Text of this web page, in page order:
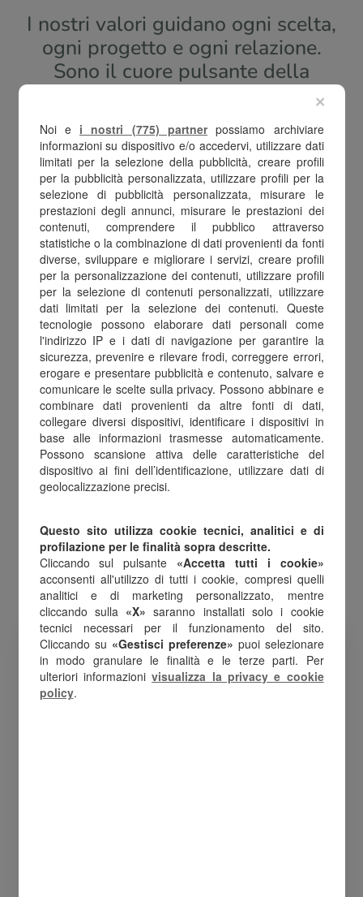
I nostri valori guidano ogni scelta,
ogni progetto e ogni relazione.
Sono il cuore pulsante della
rappresentano
ciò in cui crediamo
profondamente.
Creatività, entusiasmo,
affidabilità, onestà, condivisione,
dedizione
e rispetto non sono solo parole:
sono i principi che ispirano
il nostro modo di lavorare ogni
giorno.
Attraverso questi valori
costruiamo un ambiente solido,
stimolante
e orientato alla crescita, in cui le
persone possono esprimere
successo comune.
Noi e i nostri (775) partnerpossiamo archiviare
informazioni su dispositivo e/o accedervi, utilizzare dati
limitati per la selezione della pubblicità, creare profili
per la pubblicità personalizzata, utilizzare profili per la
selezione di pubblicità personalizzata, misurare le
prestazioni degli annunci, misurare le prestazioni dei
contenuti, comprendere il pubblico attraverso
statistiche o la combinazione di dati provenienti da fonti
diverse, sviluppare e migliorare i servizi, creare profili
per la personalizzazione dei contenuti, utilizzare profili
per la selezione di contenuti personalizzati, utilizzare
dati limitati per la selezione dei contenuti. Queste
tecnologie possono elaborare dati personali come
l'indirizzo IP e i dati di navigazione per garantire la
sicurezza, prevenire e rilevare frodi, correggere errori,
erogare e presentare pubblicità e contenuto, salvare e
comunicare le scelte sulla privacy. Possono abbinare e
combinare dati provenienti da altre fonti di dati,
collegare diversi dispositivi, identificare i dispositivi in
base alle informazioni trasmesse automaticamente.
Possono scansione attiva delle caratteristiche del
dispositivo ai fini dell’identificazione, utilizzare dati di
geolocalizzazione precisi.
Questo sito utilizza cookie tecnici, analitici e di
profilazione per le finalità sopra descritte.
Cliccando sul pulsante «Accetta tutti i cookie»
acconsenti all'utilizzo di tutti i cookie, compresi quelli
analitici e di marketing personalizzato, mentre
cliccando sulla «X» saranno installati solo i cookie
tecnici necessari per il funzionamento del sito.
Cliccando su «Gestisci preferenze» puoi selezionare
in modo granulare le finalità e le terze parti. Per
ulteriori informazionivisualizza la privacy e cookie
policy.
×